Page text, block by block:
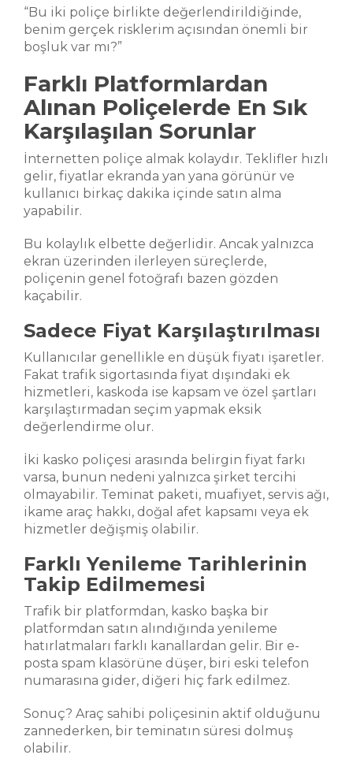
“Bu iki poliçe birlikte değerlendirildiğinde,
benim gerçek risklerim açısından önemli bir
boşluk var mı?”
Farklı Platformlardan
Alınan Poliçelerde En Sık
Karşılaşılan Sorunlar
İnternetten poliçe almak kolaydır. Teklifler hızlı
gelir, fiyatlar ekranda yan yana görünür ve
kullanıcı birkaç dakika içinde satın alma
yapabilir.
Bu kolaylık elbette değerlidir. Ancak yalnızca
ekran üzerinden ilerleyen süreçlerde,
poliçenin genel fotoğrafı bazen gözden
kaçabilir.
Sadece Fiyat Karşılaştırılması
Kullanıcılar genellikle en düşük fiyatı işaretler.
Fakat trafik sigortasında fiyat dışındaki ek
hizmetleri, kaskoda ise kapsam ve özel şartları
karşılaştırmadan seçim yapmak eksik
değerlendirme olur.
İki kasko poliçesi arasında belirgin fiyat farkı
varsa, bunun nedeni yalnızca şirket tercihi
olmayabilir. Teminat paketi, muafiyet, servis ağı,
ikame araç hakkı, doğal afet kapsamı veya ek
hizmetler değişmiş olabilir.
Farklı Yenileme Tarihlerinin
Takip Edilmemesi
Trafik bir platformdan, kasko başka bir
platformdan satın alındığında yenileme
hatırlatmaları farklı kanallardan gelir. Bir e-
posta spam klasörüne düşer, biri eski telefon
numarasına gider, diğeri hiç fark edilmez.
Sonuç? Araç sahibi poliçesinin aktif olduğunu
zannederken, bir teminatın süresi dolmuş
olabilir.